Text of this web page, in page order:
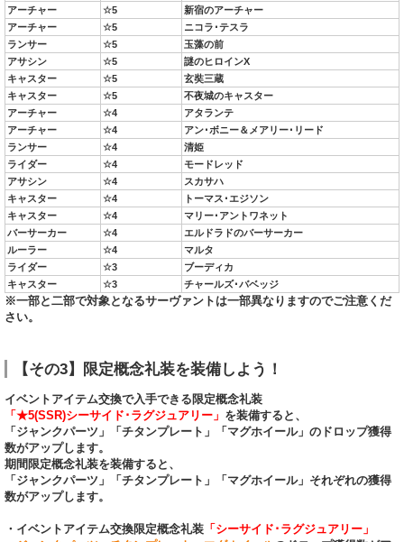
アーチャー
☆5
新宿のアーチャー
アーチャー
☆5
ニコラ･テスラ
ランサー
☆5
玉藻の前
アサシン
☆5
謎のヒロインX
キャスター
☆5
玄奘三蔵
キャスター
☆5
不夜城のキャスター
アーチャー
☆4
アタランテ
アーチャー
☆4
アン･ボニー＆メアリー･リード
ランサー
☆4
清姫
ライダー
☆4
モードレッド
アサシン
☆4
スカサハ
キャスター
☆4
トーマス･エジソン
キャスター
☆4
マリー･アントワネット
バーサーカー
☆4
エルドラドのバーサーカー
ルーラー
☆4
マルタ
ライダー
☆3
ブーディカ
キャスター
☆3 チャールズ･バベッジ
※一部と二部で対象となるサーヴァントは一部異なりますのでご注意くだ
さい。
【その3】限定概念礼装を装備しよう！
イベントアイテム交換で入手できる限定概念礼装
「★5(SSR)シーサイド･ラグジュアリー」 を装備すると、
「ジャンクパーツ」「チタンプレート」「マグホイール」のドロップ獲得
数がアップします。
期間限定概念礼装を装備すると、
「ジャンクパーツ」「チタンプレート」「マグホイール」それぞれの獲得
数がアップします。
・イベントアイテム交換限定概念礼装 「シーサイド･ラグジュアリー」